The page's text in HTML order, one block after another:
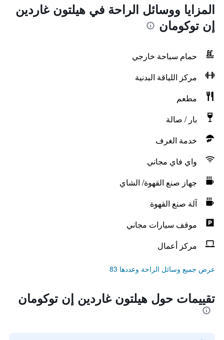
المزايا ووسائل الراحة في هيلتون غاردين
إن توكومان
حمام سباحة خارجي
مركز اللياقة البدنية
مطعم
بار / صالة
خدمة الغرف
واي فاي مجاني
جهاز صنع القهوة/ الشاي
آلة صنع القهوة
موقف سيارات مجاني
مركز أعمال
عرض جميع وسائل الراحة وعددها 83
تقييمات حول هيلتون غاردين إن توكومان